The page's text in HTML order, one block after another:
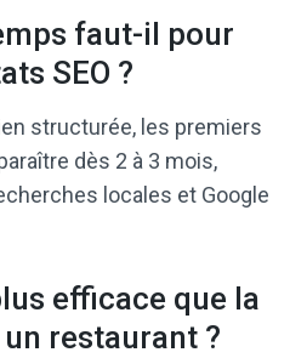
faut-il pour
SEO ?
structurée, les premiers
dès 2 à 3 mois,
locales et Google
efficace que la
restaurant ?